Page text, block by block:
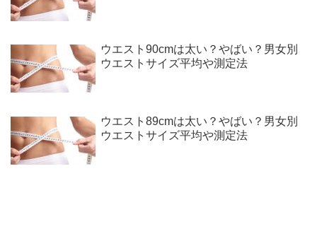
ウエスト90cmは太い？やばい？男女別
ウエストサイズ平均や測定法
ウエスト89cmは太い？やばい？男女別
ウエストサイズ平均や測定法